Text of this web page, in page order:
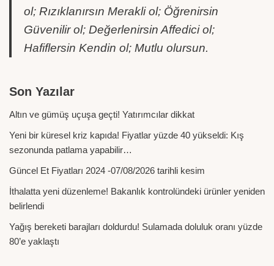
ol; Rızıklanırsın Merakli ol; Öğrenirsin
Güvenilir ol; Değerlenirsin Affedici ol;
Hafiflersin Kendin ol; Mutlu olursun.
Son Yazılar
Altın ve gümüş uçuşa geçti! Yatırımcılar dikkat
Yeni bir küresel kriz kapıda! Fiyatlar yüzde 40 yükseldi: Kış
sezonunda patlama yapabilir…
Güncel Et Fiyatları 2024 -07/08/2026 tarihli kesim
İthalatta yeni düzenleme! Bakanlık kontrolündeki ürünler yeniden
belirlendi
Yağış bereketi barajları doldurdu! Sulamada doluluk oranı yüzde
80’e yaklaştı